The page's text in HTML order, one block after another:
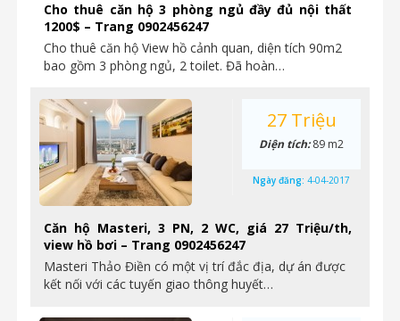
Cho thuê căn hộ 3 phòng ngủ đầy đủ nội thất
1200$ – Trang 0902456247
Cho thuê căn hộ View hồ cảnh quan, diện tích 90m2
bao gồm 3 phòng ngủ, 2 toilet. Đã hoàn…
Căn hộ Masteri, 3 PN, 2 WC, giá 27 Triệu/th,
view hồ bơi – Trang 0902456247
Masteri Thảo Điền có một vị trí đắc địa, dự án được
kết nối với các tuyến giao thông huyết…
27 Triệu
Diện tích:89 m2
Ngày đăng: 4-04-2017